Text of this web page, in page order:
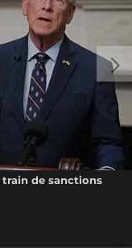
de sanctions